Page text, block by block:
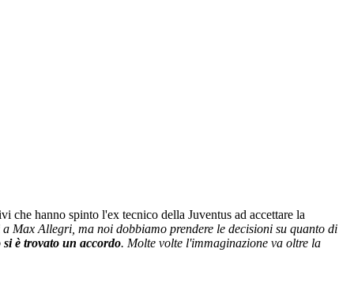
che hanno spinto l'ex tecnico della Juventus ad accettare la
Max Allegri, ma noi dobbiamo prendere le decisioni su quanto di
è trovato un accordo. Molte volte l'immaginazione va oltre la